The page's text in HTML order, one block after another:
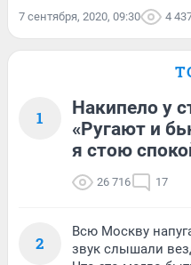
7 сентября, 2020, 09:30 4
1
Накипело у
«Ругают и
я стою
26 716 17
2
Всю Москву
звук слышали